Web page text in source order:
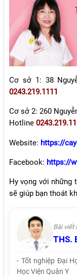
Cơ sở 1: 38
0243.219.1111
Cơ sở 2: 260
Hotline
Website: https://
Facebook: https://
Hy vọng với những
sẽ giúp bạn thoát
Bài viết
THS.
- Tốt nghiệp Đại
Học Viện Quân Y